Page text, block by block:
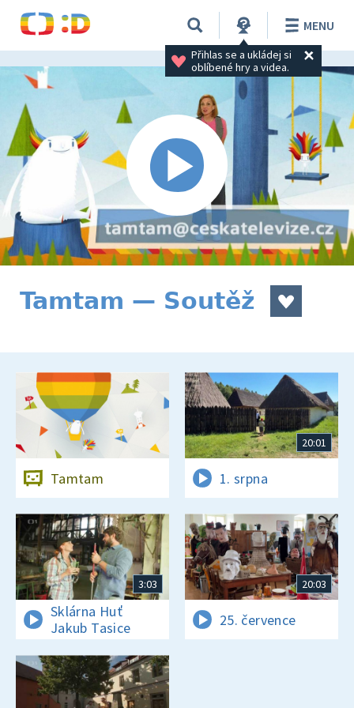
Přihlas se a ukládej si
oblíbené hry a videa.
MENU
Tamtam — Soutěž
Tamtam
20:01
1. srpna
3:03
Sklárna Huť
Jakub Tasice
20:03
25. července